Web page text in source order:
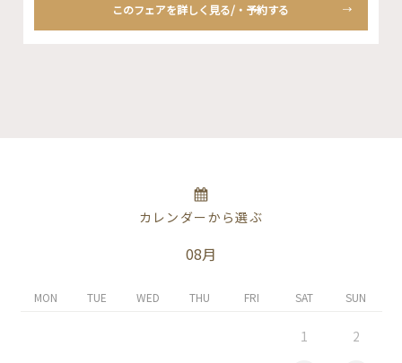
このフェアを詳しく見る/・予約する
カレンダーから選ぶ
08月
MON TUE WED THU FRI SAT SUN
1 2